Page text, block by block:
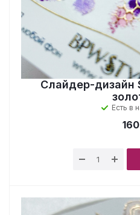
Слайдер-дизайн
Есть в